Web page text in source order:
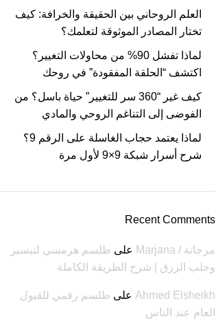
العلم الروحاني بين الحقيقة والخرافة: كيف
تختار المصادر الموثوقة لتعلمك؟
لماذا تفشل 90% من محاولات التغيير؟
اكتشف “الحلقة المفقودة” في روحك
كيف غير “360 سر للتغيير” حياة باسل؟ من
الفوضى إلى التناغم الروحي والمادي
لماذا يعتمد حجاب الغاسلة على الرقم 9؟
شرح أسرار شبكة 9×9 لأول مرة
Recent Comments
مرجانة / Marjana على طلسم هرمسي لتيسير
وجلب الرزق | شرح الطريقة الكاملة
Ahmed Elsheikh على طلسم رقمي للقبول
العام عند الناس